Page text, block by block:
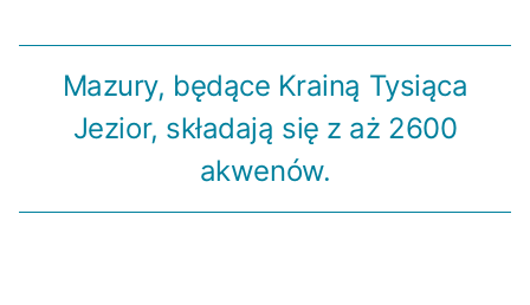
Mazury, będące Krainą Tysiąca
Jezior, składają się z aż 2600
akwenów.